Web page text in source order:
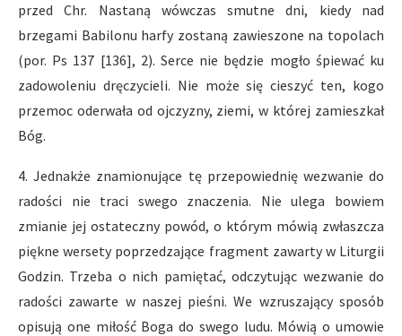
przed Chr. Nastaną wówczas smutne dni, kiedy nad
brzegami Babilonu harfy zostaną zawieszone na topolach
(por. Ps 137 [136], 2). Serce nie będzie mogło śpiewać ku
zadowoleniu dręczycieli. Nie może się cieszyć ten, kogo
przemoc oderwała od ojczyzny, ziemi, w której zamieszkał
Bóg.
4. Jednakże znamionujące tę przepowiednię wezwanie do
radości nie traci swego znaczenia. Nie ulega bowiem
zmianie jej ostateczny powód, o którym mówią zwłaszcza
piękne wersety poprzedzające fragment zawarty w Liturgii
Godzin. Trzeba o nich pamiętać, odczytując wezwanie do
radości zawarte w naszej pieśni. We wzruszający sposób
opisują one miłość Boga do swego ludu. Mówią o umowie